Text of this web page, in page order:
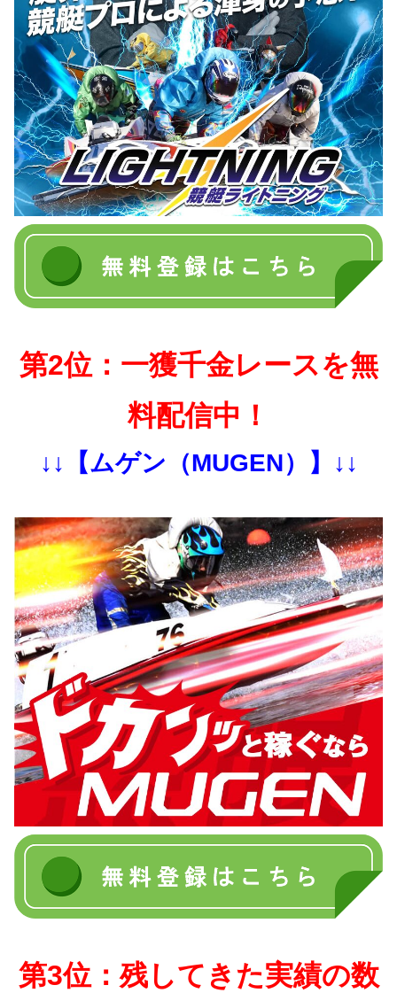
第2位：一獲千金レースを無
料配信中！
↓↓【ムゲン（MUGEN）】↓↓
第3位：残してきた実績の数